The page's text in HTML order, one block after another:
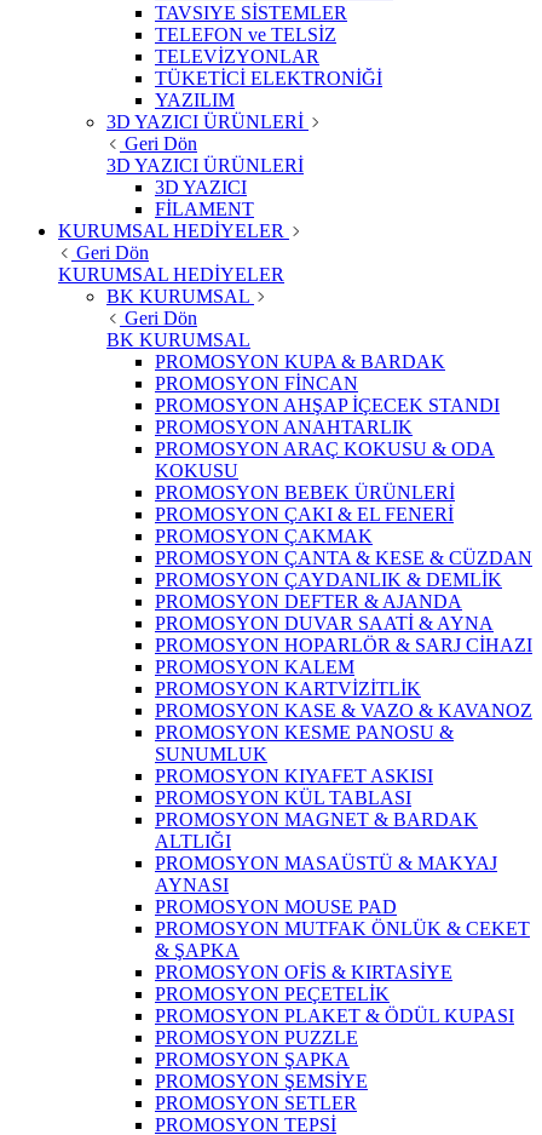
TAVSIYE SİSTEMLER
TELEFON ve TELSİZ
TELEVİZYONLAR
TÜKETİCİ ELEKTRONİĞİ
YAZILIM
3D YAZICI ÜRÜNLERİ
Geri Dön
3D YAZICI ÜRÜNLERİ
3D YAZICI
FİLAMENT
KURUMSAL HEDİYELER
Geri Dön
KURUMSAL HEDİYELER
BK KURUMSAL
Geri Dön
BK KURUMSAL
PROMOSYON KUPA & BARDAK
PROMOSYON FİNCAN
PROMOSYON AHŞAP İÇECEK STANDI
PROMOSYON ANAHTARLIK
PROMOSYON ARAÇ KOKUSU & ODA
KOKUSU
PROMOSYON BEBEK ÜRÜNLERİ
PROMOSYON ÇAKI & EL FENERİ
PROMOSYON ÇAKMAK
PROMOSYON ÇANTA & KESE & CÜZDAN
PROMOSYON ÇAYDANLIK & DEMLİK
PROMOSYON DEFTER & AJANDA
PROMOSYON DUVAR SAATİ & AYNA
PROMOSYON HOPARLÖR & SARJ CİHAZI
PROMOSYON KALEM
PROMOSYON KARTVİZİTLİK
PROMOSYON KASE & VAZO & KAVANOZ
PROMOSYON KESME PANOSU &
SUNUMLUK
PROMOSYON KIYAFET ASKISI
PROMOSYON KÜL TABLASI
PROMOSYON MAGNET & BARDAK
ALTLIĞI
PROMOSYON MASAÜSTÜ & MAKYAJ
AYNASI
PROMOSYON MOUSE PAD
PROMOSYON MUTFAK ÖNLÜK & CEKET
& ŞAPKA
PROMOSYON OFİS & KIRTASİYE
PROMOSYON PEÇETELİK
PROMOSYON PLAKET & ÖDÜL KUPASI
PROMOSYON PUZZLE
PROMOSYON ŞAPKA
PROMOSYON ŞEMSİYE
PROMOSYON SETLER
PROMOSYON TEPSİ